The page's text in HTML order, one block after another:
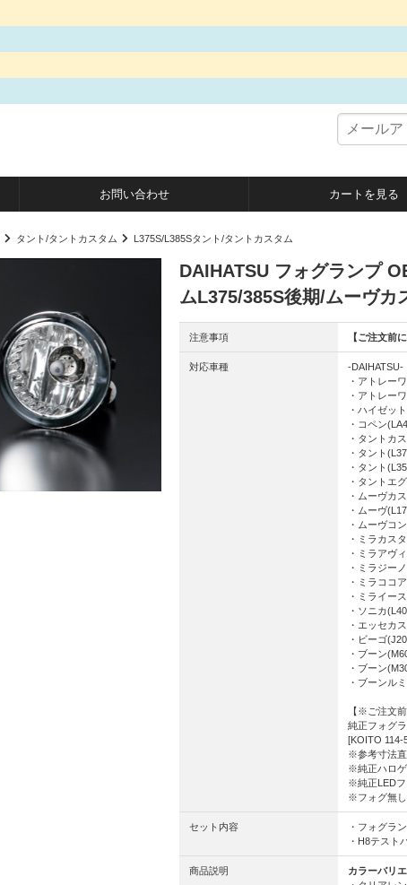
お問い合わせ カートを見る
タント/タントカスタム L375S/L385Sタント/タントカスタム
DAIHATSU フォグランプ
ムL375/385S後期/ムーヴカ
注意事項 【ご注文前
対応車種
-DAIHATSU-
・アトレー
・アトレー
・ハイゼッ
・コペン
・タントカ
・タント
・タント
・タントエ
・ムーヴカ
・ムーヴ
・ムーヴコ
・ミラカス
・ミラアヴ
・ミラジー
・ミラココ
・ミライー
・ソニカ
・エッセカ
・ビーゴ
・ブーン
・ブーン
・ブーンル
【※ご注文
純正フォグ
[KOITO 114-
※参考寸法
※純正ハロ
※純正LEDフ
※フォグ無し
セット内容
・フォグラ
・H8テスト
商品説明
カラーバリ